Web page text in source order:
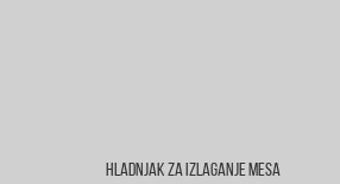
Hladnjak Za Izlaganje Mesa